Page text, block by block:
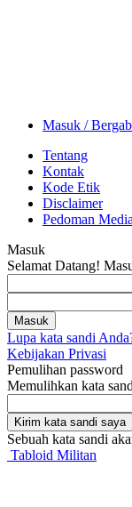
Masuk /
Tentang
Kontak
Kode Etik
Disclaimer
Pedoman
Masuk
Selamat Datang!
Lupa kata sandi
Kebijakan Privasi
Pemulihan password
Memulihkan kata
Sebuah kata sandi
Tabloid Militan